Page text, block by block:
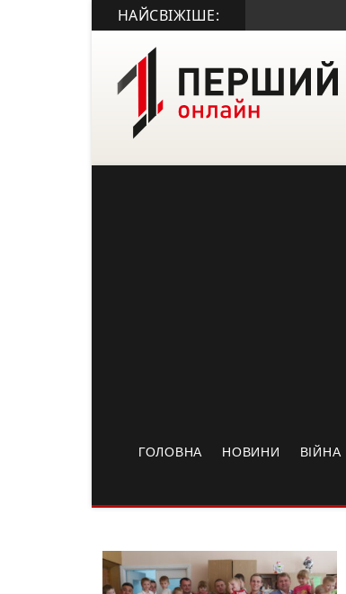
НАЙСВІЖІШЕ:
ГОЛОВНА НОВИНИ ВІЙНА